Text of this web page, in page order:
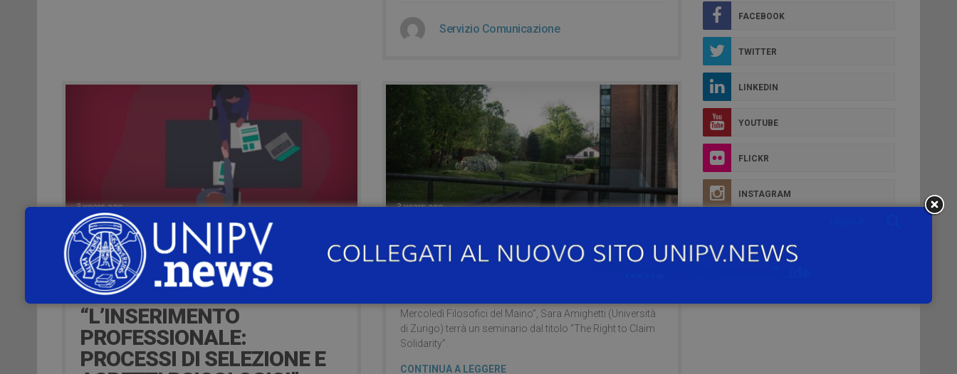
Servizio Comunicazione
3 years ago
ISCRIZIONI LABORATORIO
COMPETENZE
TRASVERSALI
“L’INSERIMENTO
PROFESSIONALE:
PROCESSI DI SELEZIONE E
3 years ago
15 FEBBRAIO – MERCOLEDÌ
Mercoledì Filosofici del Maino”, Sara Amighetti (Università
di Zurigo) terrà un seminario dal titolo “The Right to Claim
Solidarity”.
CONTINUA A LEGGERE
FACEBOOK
TWITTER
LINKEDIN
YOUTUBE
FLICKR
INSTAGRAM